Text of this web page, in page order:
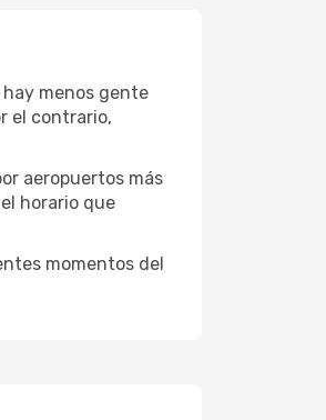
menos gente
el contrario,
aeropuertos más
horario que
momentos del